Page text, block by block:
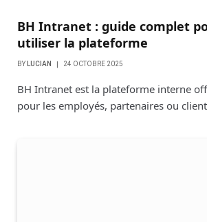
BH Intranet : guide complet
utiliser la plateforme
BY LUCIAN 24 OCTOBRE 2025
BH Intranet est la plateforme interne
pour les employés, partenaires ou